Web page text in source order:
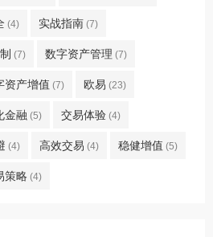
(4) 实战指南 (7)
(7) 数字资产管理 (7)
资产增值 (7) 欧易 (23)
金融 (5) 交易体验 (4)
(4) 高效交易 (4) 稳健增值 (5)
策略 (4)